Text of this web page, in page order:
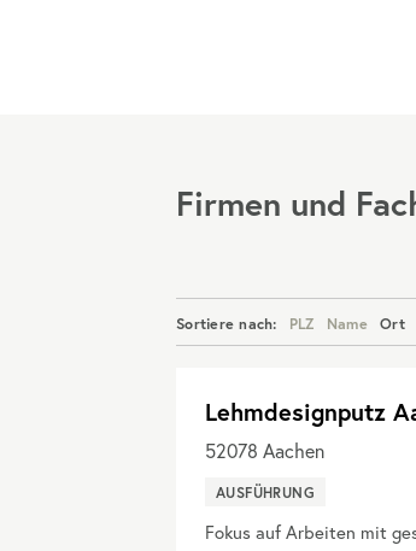
Firmen und
Sortiere nach: PLZ Name Ort
Lehmdesignputz
52078 Aachen
AUSFÜHRUNG
Fokus auf Arbeiten mit